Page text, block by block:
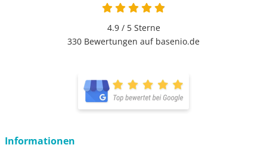
4.9 von 5
4.9 / 5Sterne
330 Bewertungen auf basenio.de
öffnet in neuem Fenster
Informationen